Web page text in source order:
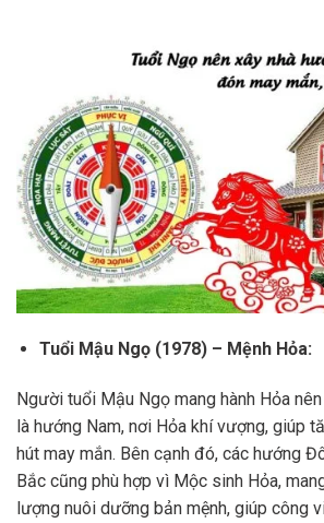
Tuổi Mậu Ngọ (1978) – Mệnh Hỏa:
Người tuổi Mậu Ngọ mang hành Hỏa
là hướng Nam, nơi Hỏa khí vượng, giúp
hút may mắn. Bên cạnh đó, các hướng
Bắc cũng phù hợp vì Mộc sinh Hỏa,
lượng nuôi dưỡng bản mệnh, giúp công